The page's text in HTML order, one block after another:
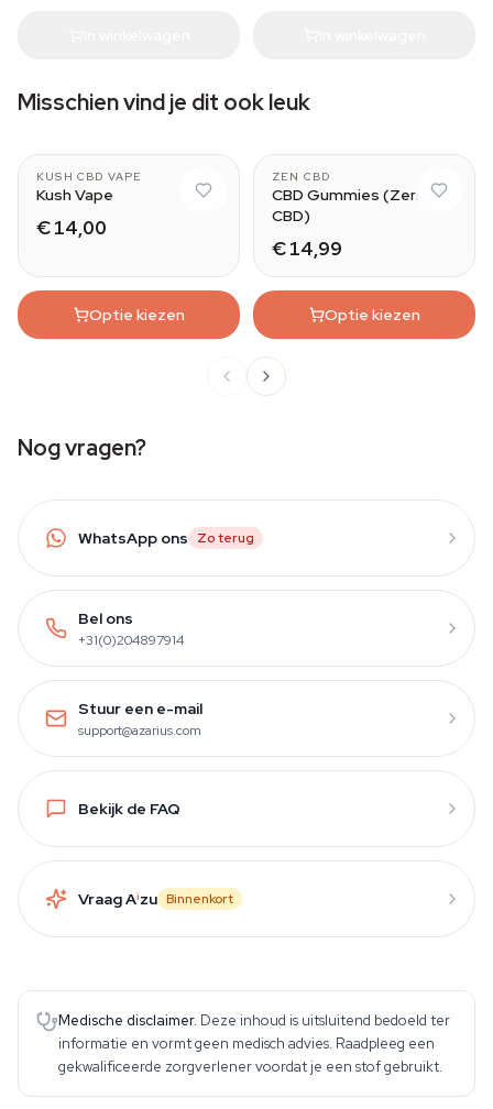
Misschien vind je dit ook leuk
KUSH CBD VAPE
Kush Vape
€ 14,00
Optie kiezen
ZEN CBD
CBD Gummies (Zen
CBD)
€ 14,99
Optie kiezen
Nog vragen?
WhatsApp ons Zo terug
Bel ons
+31(0)204897914
Stuur een e-mail
support@azarius.com
Bekijk de FAQ
Vraag Aizu Binnenkort
Medische disclaimer. Deze inhoud is uitsluitend bedoeld ter
informatie en vormt geen medisch advies. Raadpleeg een
gekwalificeerde zorgverlener voordat je een stof gebruikt.